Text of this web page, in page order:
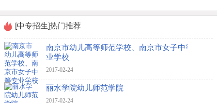
[中专招生]热门推荐
南京市幼儿高等师范学校、南京市女子中等专
业学校
2017-02-24
丽水学院幼儿师范学院
2017-02-24